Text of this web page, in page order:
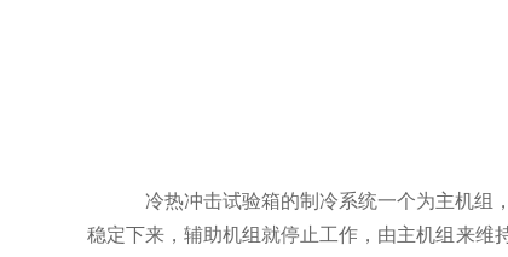
冷热冲击试验箱的制冷系统一个为主机组
稳定下来，辅助机组就停止工作，由主机组来维